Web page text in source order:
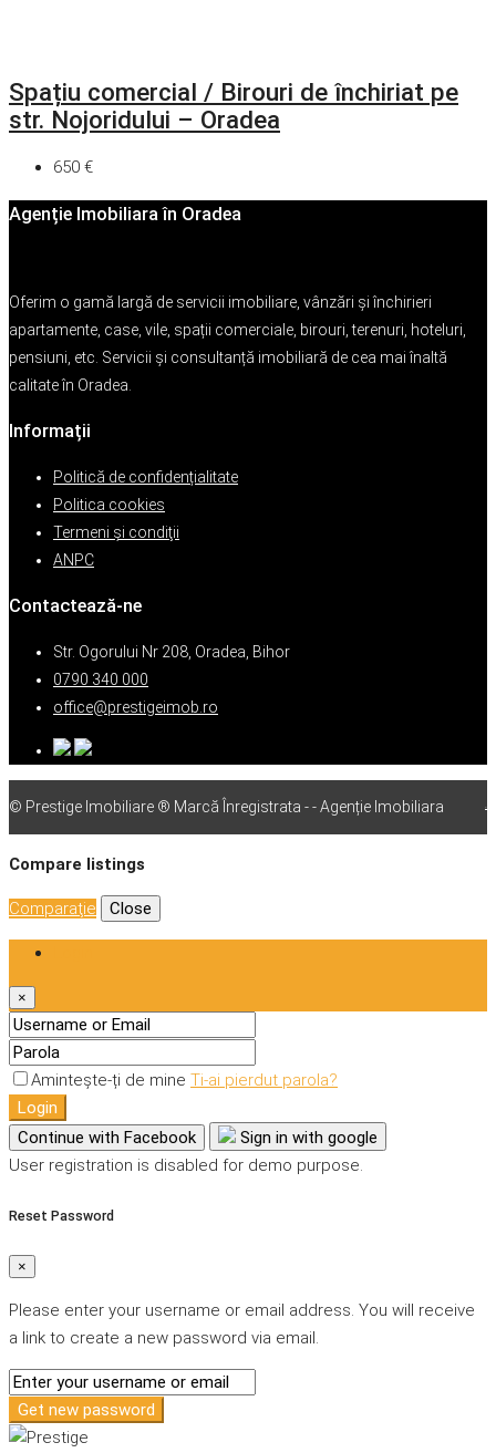
Spațiu comercial / Birouri de închiriat pe
str. Nojoridului – Oradea
650 €
Agenție Imobiliara în Oradea
Oferim o gamă largă de servicii imobiliare, vânzări și închirieri
apartamente, case, vile, spații comerciale, birouri, terenuri, hoteluri,
pensiuni, etc. Servicii și consultanță imobiliară de cea mai înaltă
calitate în Oradea.
Informații
Politică de confidențialitate
Politica cookies
Termeni şi condiţii
ANPC
Contactează-ne
Str. Ogorului Nr 208, Oradea, Bihor
0790 340 000
office@prestigeimob.ro
© Prestige Imobiliare ® Marcă Înregistrata - - Agenție Imobiliara
Compare listings
Comparaţie Close
×
Amintește-ți de mine Ti-ai pierdut parola?
Login
Continue with Facebook
Sign in with google
User registration is disabled for demo purpose.
Reset Password
×
Please enter your username or email address. You will receive
a link to create a new password via email.
Get new password